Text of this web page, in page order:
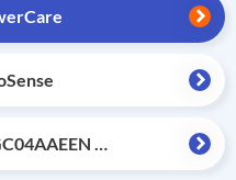
Samsung WW80CGC04AAEEN EcoBubble